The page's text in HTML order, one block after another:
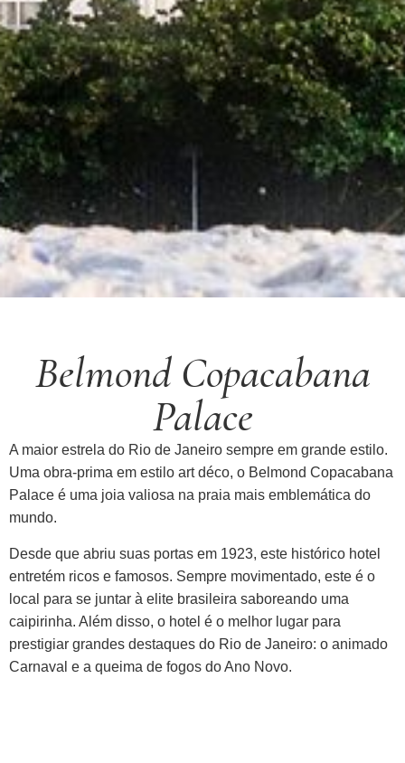
Belmond Copacabana
Palace
A maior estrela do Rio de Janeiro sempre em grande estilo.
Uma obra-prima em estilo art déco, o Belmond Copacabana
Palace é uma joia valiosa na praia mais emblemática do
mundo.
Desde que abriu suas portas em 1923, este histórico hotel
entretém ricos e famosos. Sempre movimentado, este é o
local para se juntar à elite brasileira saboreando uma
caipirinha. Além disso, o hotel é o melhor lugar para
prestigiar grandes destaques do Rio de Janeiro: o animado
Carnaval e a queima de fogos do Ano Novo.